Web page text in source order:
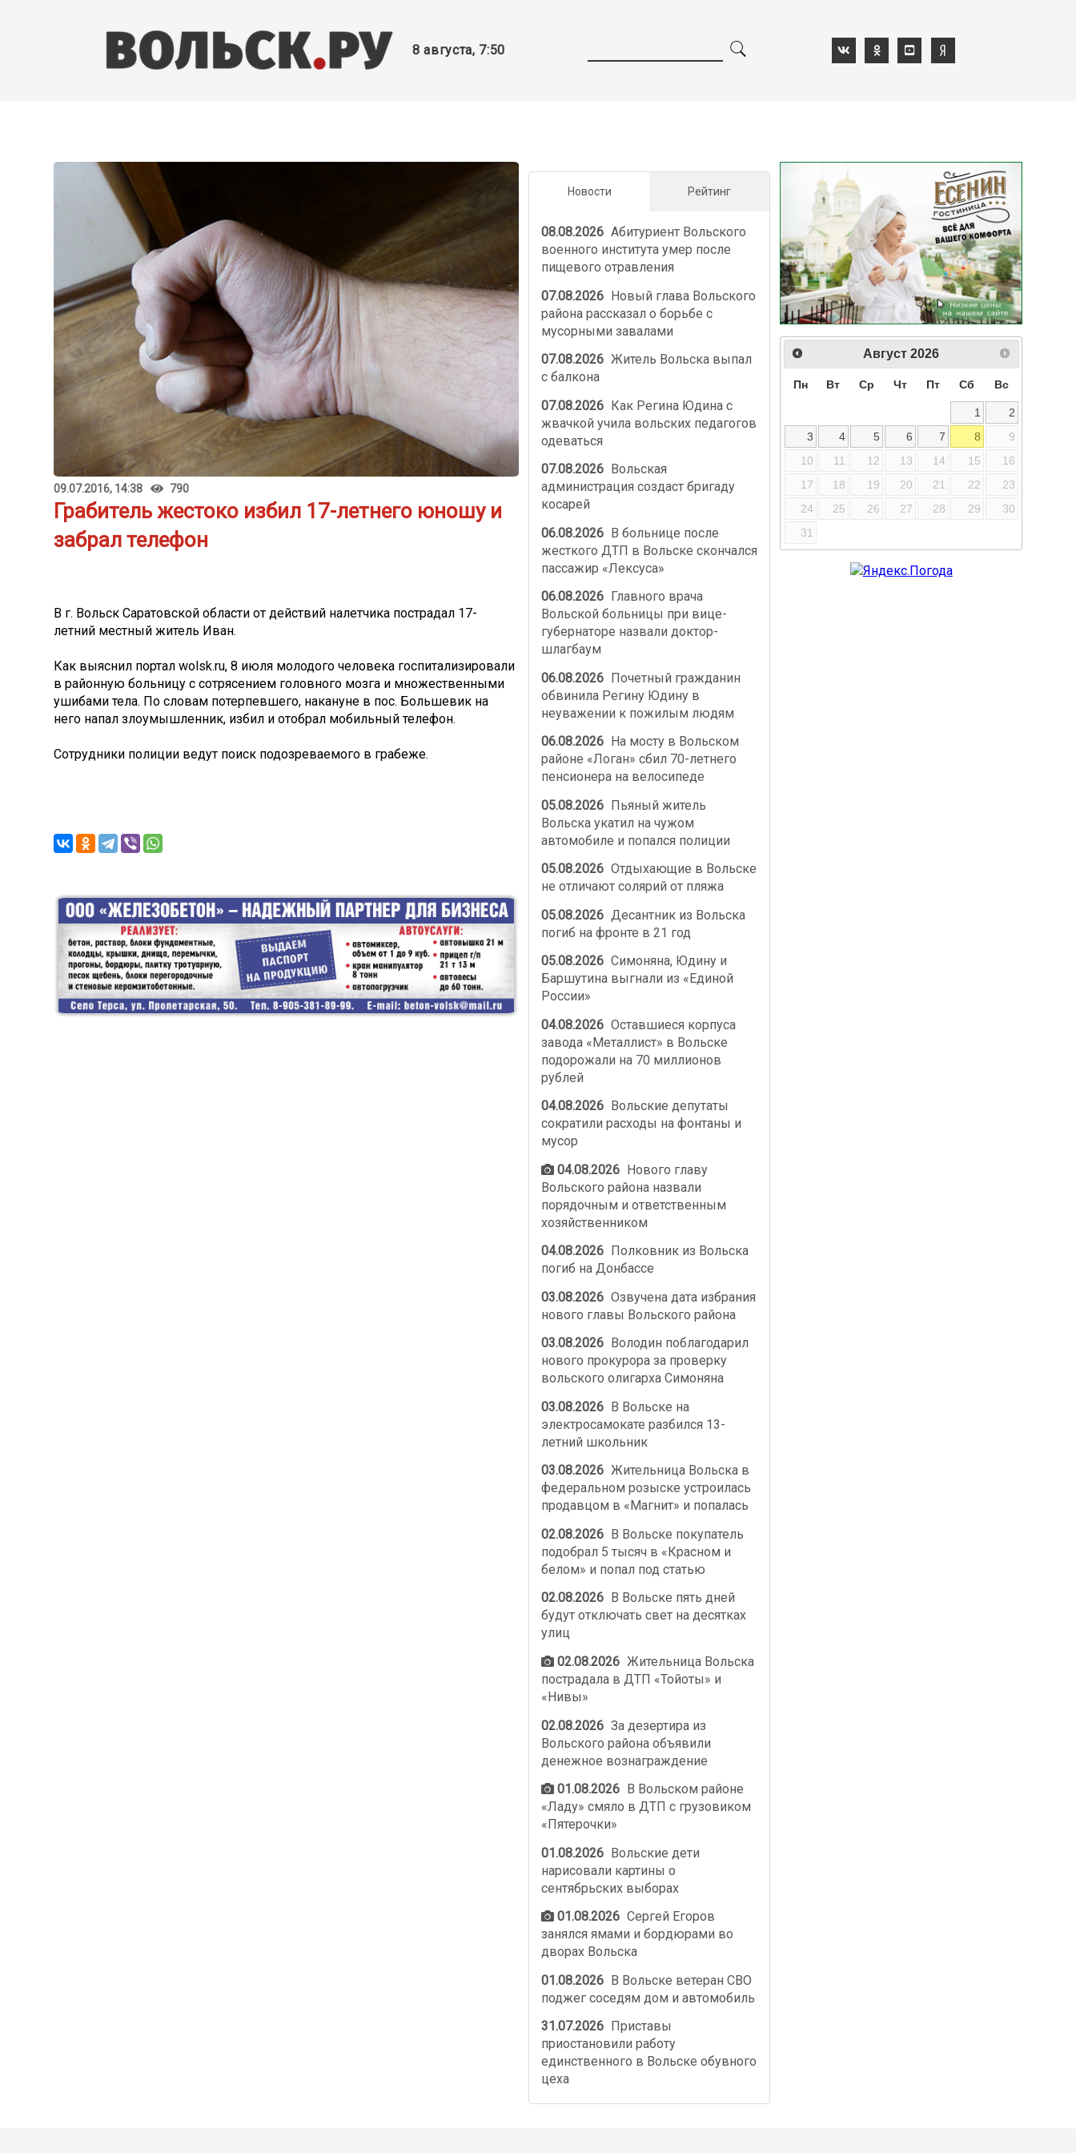
8 августа, 7:50
09.07.2016, 14:38 790
Грабитель жестоко избил 17-летнего юношу и
забрал телефон
В г. Вольск Саратовской области от действий налетчика пострадал 17-
летний местный житель Иван.
Как выяснил портал wolsk.ru, 8 июля молодого человека госпитализировали
в районную больницу с сотрясением головного мозга и множественными
ушибами тела. По словам потерпевшего, накануне в пос. Большевик на
него напал злоумышленник, избил и отобрал мобильный телефон.
Сотрудники полиции ведут поиск подозреваемого в грабеже.
Новости Рейтинг
08.08.2026 Абитуриент Вольского
военного института умер после
пищевого отравления
07.08.2026 Новый глава Вольского
района рассказал о борьбе с
мусорными завалами
07.08.2026 Житель Вольска выпал
с балкона
07.08.2026 Как Регина Юдина с
жвачкой учила вольских педагогов
одеваться
07.08.2026
Вольская
администрация создаст бригаду
косарей
06.08.2026 В больнице после
жесткого ДТП в Вольске скончался
пассажир «Лексуса»
06.08.2026
Главного врача
Вольской больницы при вице-
губернаторе назвали доктор-
шлагбаум
06.08.2026 Почетный гражданин
обвинила Регину Юдину в
неуважении к пожилым людям
06.08.2026
На мосту в Вольском
районе «Логан» сбил 70-летнего
пенсионера на велосипеде
05.08.2026 Пьяный житель
Вольска укатил на чужом
автомобиле и попался полиции
05.08.2026 Отдыхающие в Вольске
не отличают солярий от пляжа
05.08.2026 Десантник из Вольска
погиб на фронте в 21 год
05.08.2026 Симоняна, Юдину и
Баршутина выгнали из «Единой
России»
04.08.2026 Оставшиеся корпуса
завода «Металлист» в Вольске
подорожали на 70 миллионов
рублей
04.08.2026
Вольские депутаты
сократили расходы на фонтаны и
мусор
04.08.2026 Нового главу
Вольского района назвали
порядочным и ответственным
хозяйственником
04.08.2026
Полковник из Вольска
погиб на Донбассе
03.08.2026 Озвучена дата избрания
нового главы Вольского района
03.08.2026
Володин поблагодарил
нового прокурора за проверку
вольского олигарха Симоняна
03.08.2026 В Вольске на
электросамокате разбился 13-
летний школьник
03.08.2026 Жительница Вольска в
федеральном розыске устроилась
продавцом в «Магнит» и попалась
02.08.2026 В Вольске покупатель
подобрал 5 тысяч в «Красном и
белом» и попал под статью
02.08.2026
В Вольске пять дней
будут отключать свет на десятках
улиц
02.08.2026 Жительница Вольска
пострадала в ДТП «Тойоты» и
«Нивы»
02.08.2026 За дезертира из
Вольского района объявили
денежное вознаграждение
01.08.2026 В Вольском районе
«Ладу» смяло в ДТП с грузовиком
«Пятерочки»
01.08.2026 Вольские дети
нарисовали картины о
сентябрьских выборах
01.08.2026 Сергей Егоров
занялся ямами и бордюрами во
дворах Вольска
01.08.2026 В Вольске ветеран СВО
поджег соседям дом и автомобиль
31.07.2026 Приставы
приостановили работу
единственного в Вольске обувного
цеха
Август 2026
Пн Вт Ср Чт Пт Сб Вс
1
2
3
4 5 6 7 8
9
10
11 12 13 14 15
16
17
18 19 20 21 22
23
24
25 26 27 28 29
30
31